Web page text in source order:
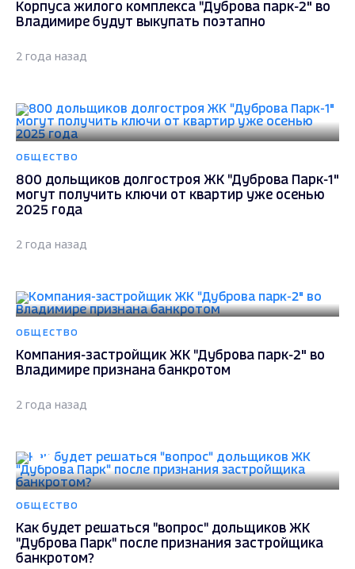
Корпуса жилого комплекса "Дуброва парк-2" во
Владимире будут выкупать поэтапно
2 года назад
ОБЩЕСТВО
800 дольщиков долгостроя ЖК "Дуброва Парк-1"
могут получить ключи от квартир уже осенью
2025 года
2 года назад
ОБЩЕСТВО
Компания-застройщик ЖК "Дуброва парк-2" во
Владимире признана банкротом
2 года назад
ОБЩЕСТВО
Как будет решаться "вопрос" дольщиков ЖК
"Дуброва Парк" после признания застройщика
банкротом?